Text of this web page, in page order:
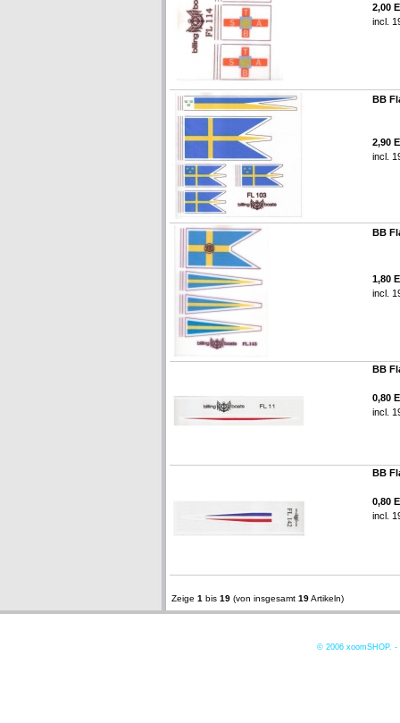
2,00
incl.
BB
2,90
incl.
BB
1,80
incl.
BB
0,80
incl.
BB
0,80
incl.
Zeige 1 bis 19 (von insgesamt 19Artikeln)
© 2006 xoomSHOP. -